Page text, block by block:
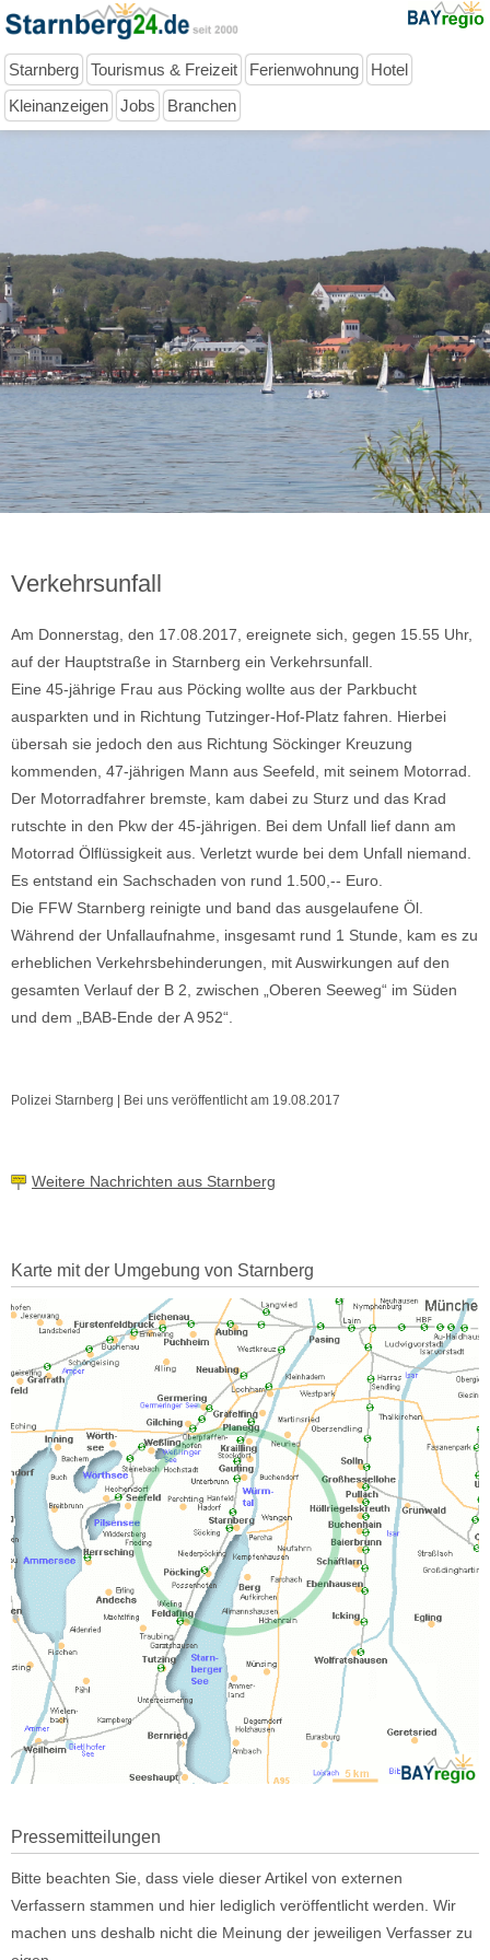
Starnberg Tourismus & Freizeit Ferienwohnung
Hotel
Kleinanzeigen
Jobs Branchen
Verkehrsunfall
Am Donnerstag, den 17.08.2017, ereignete sich, gegen 15.55 Uhr,
auf der Hauptstraße in Starnberg ein Verkehrsunfall.
Eine 45-jährige Frau aus Pöcking wollte aus der Parkbucht
ausparkten und in Richtung Tutzinger-Hof-Platz fahren. Hierbei
übersah sie jedoch den aus Richtung Söckinger Kreuzung
kommenden, 47-jährigen Mann aus Seefeld, mit seinem Motorrad.
Der Motorradfahrer bremste, kam dabei zu Sturz und das Krad
rutschte in den Pkw der 45-jährigen. Bei dem Unfall lief dann am
Motorrad Ölflüssigkeit aus. Verletzt wurde bei dem Unfall niemand.
Es entstand ein Sachschaden von rund 1.500,-- Euro.
Die FFW Starnberg reinigte und band das ausgelaufene Öl.
Während der Unfallaufnahme, insgesamt rund 1 Stunde, kam es zu
erheblichen Verkehrsbehinderungen, mit Auswirkungen auf den
gesamten Verlauf der B 2, zwischen „Oberen Seeweg“ im Süden
und dem „BAB-Ende der A 952“.
Polizei Starnberg | Bei uns veröffentlicht am 19.08.2017
Weitere Nachrichten aus Starnberg
Karte mit der Umgebung von Starnberg
Pressemitteilungen
Bitte beachten Sie, dass viele dieser Artikel von externen
Verfassern stammen und hier lediglich veröffentlicht werden. Wir
machen uns deshalb nicht die Meinung der jeweiligen Verfasser zu